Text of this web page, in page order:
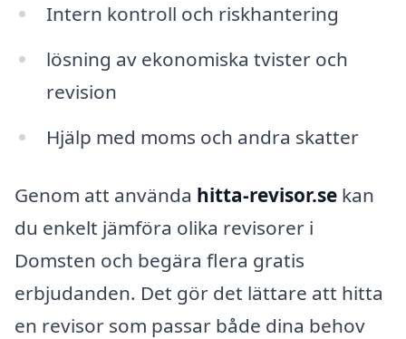
Intern kontroll och riskhantering
lösning av ekonomiska tvister och
revision
Hjälp med moms och andra skatter
Genom att använda hitta-revisor.se kan
du enkelt jämföra olika revisorer i
Domsten och begära flera gratis
erbjudanden. Det gör det lättare att hitta
en revisor som passar både dina behov